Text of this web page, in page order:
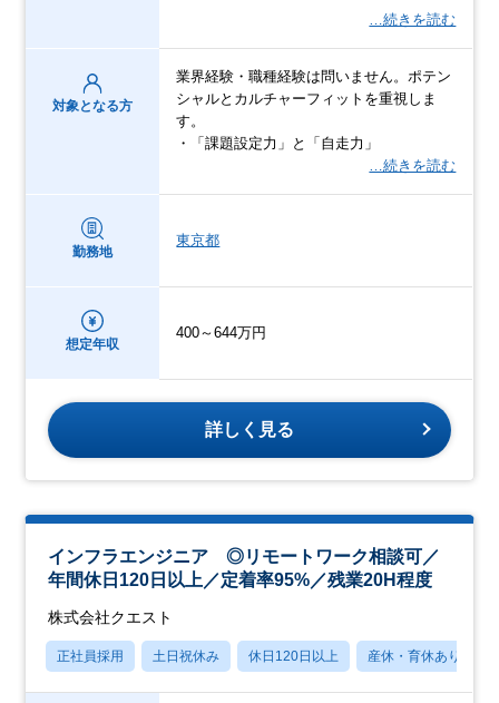
…続きを読む
対象となる方
業界経験・職種経験は問いません。ポテン
シャルとカルチャーフィットを重視しま
す。
・「課題設定力」と「自走力」
…続きを読む
勤務地
東京都
想定年収
400～644万円
詳しく見る
インフラエンジニア ◎リモートワーク相談可／
年間休日120日以上／定着率95%／残業20H程度
株式会社クエスト
正社員採用 土日祝休み 休日120日以上 産休・育休あり